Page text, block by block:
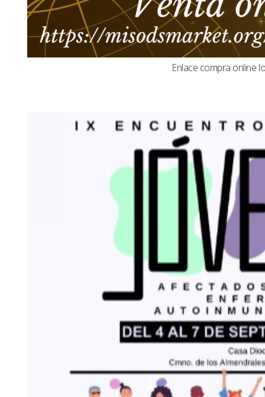
Enlace compra online